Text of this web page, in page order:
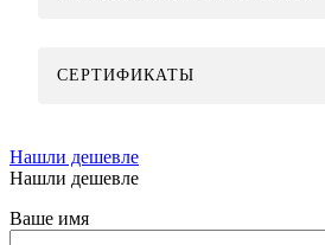
СЕРТИФИКАТЫ
Нашли дешевле
Нашли дешевле
Ваше имя